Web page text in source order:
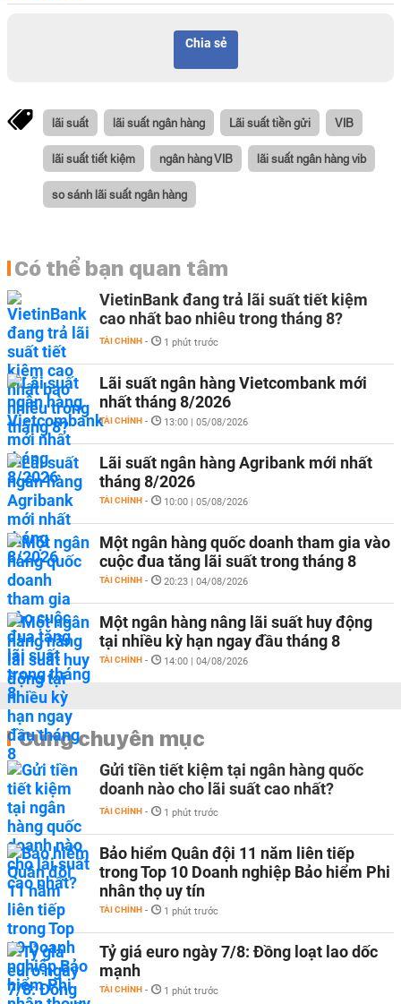
Chia sẻ
lãi suất lãi suất ngân hàng Lãi suất tiền gửi VIB
lãi suất tiết kiệm ngân hàng VIB lãi suất ngân hàng vib
so sánh lãi suất ngân hàng
Có thể bạn quan tâm
VietinBank đang trả lãi suất tiết kiệm
cao nhất bao nhiêu trong tháng 8?
TÀI CHÍNH - 1 phút trước
Lãi suất ngân hàng Vietcombank mới
nhất tháng 8/2026
TÀI CHÍNH - 13:00 | 05/08/2026
Lãi suất ngân hàng Agribank mới nhất
tháng 8/2026
TÀI CHÍNH - 10:00 | 05/08/2026
Một ngân hàng quốc doanh tham gia vào
cuộc đua tăng lãi suất trong tháng 8
TÀI CHÍNH - 20:23 | 04/08/2026
Một ngân hàng nâng lãi suất huy động
tại nhiều kỳ hạn ngay đầu tháng 8
TÀI CHÍNH - 14:00 | 04/08/2026
Cùng chuyên mục
Gửi tiền tiết kiệm tại ngân hàng quốc
doanh nào cho lãi suất cao nhất?
TÀI CHÍNH - 1 phút trước
Bảo hiểm Quân đội 11 năm liên tiếp
trong Top 10 Doanh nghiệp Bảo hiểm Phi
nhân thọ uy tín
TÀI CHÍNH - 1 phút trước
Tỷ giá euro ngày 7/8: Đồng loạt lao dốc
mạnh
TÀI CHÍNH - 1 phút trước